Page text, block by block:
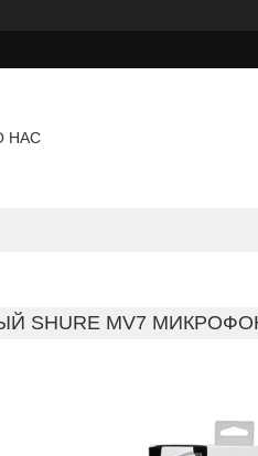
НАС
SHURE MV7